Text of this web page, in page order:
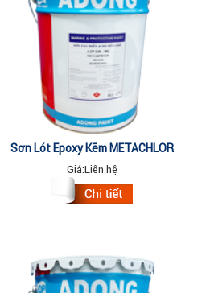
Sơn Lót Epoxy Kẽm METACHLOR
AC (5 Lít)
Giá:Liên hệ